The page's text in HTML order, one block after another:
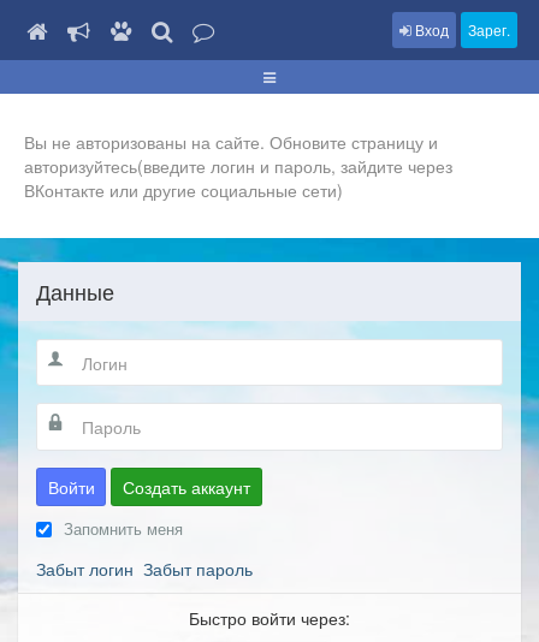
Вход Зарег.
Вы не авторизованы на сайте. Обновите страницу и
авторизуйтесь(введите логин и пароль, зайдите через
ВКонтакте или другие социальные сети)
Данные
Войти Создать аккаунт
Запомнить меня
Забыт логин Забыт пароль
Быстро войти через: